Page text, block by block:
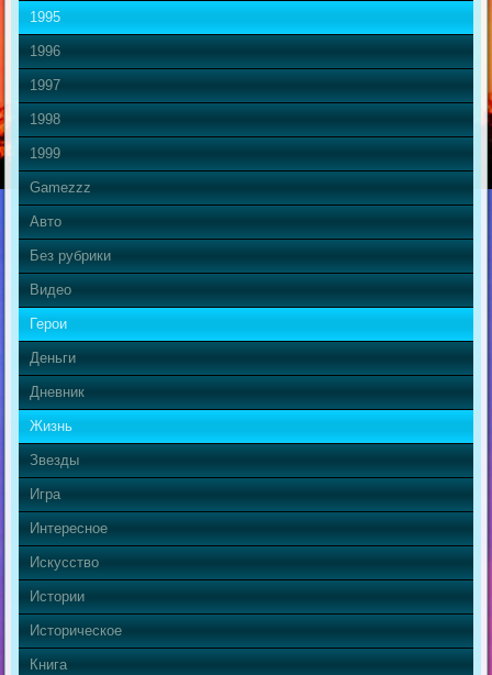
1995
1996
1997
1998
1999
Gamezzz
Авто
Без рубрики
Видео
Герои
Деньги
Дневник
Жизнь
Звезды
Игра
Интересное
Искусство
Истории
Историческое
Книга